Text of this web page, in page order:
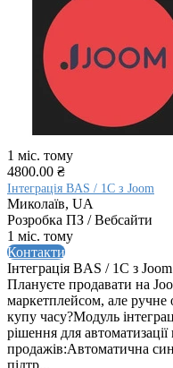
1 міс. тому
4800.00 ₴
Інтеграція BAS / 1C з Joom
Миколаїв, UA
Розробка ПЗ / Вебсайти
1 міс. тому
Контакти
Інтеграція BAS / 1C з
Плануєте продавати на
маркетплейсом, але ручне
купу часу?Модуль
рішення для
продажів:Автоматична
підтр...